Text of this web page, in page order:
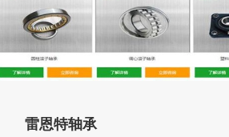
雷恩特轴承